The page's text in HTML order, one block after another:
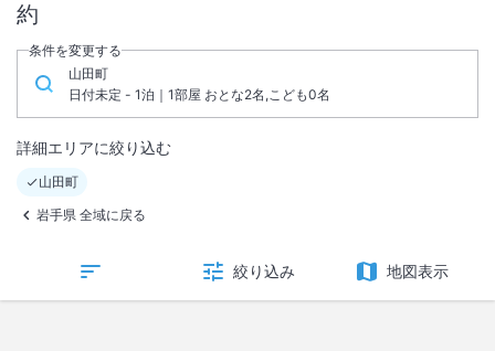
約
条件を変更する
山田町
日付未定 - 1泊｜1部屋 おとな2名,こども0名
詳細エリアに絞り込む
山田町
岩手県 全域に戻る
絞り込み 地図表示